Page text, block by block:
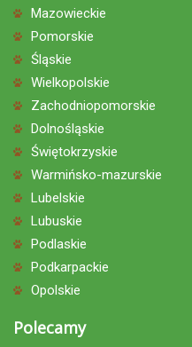
Mazowieckie
Pomorskie
Śląskie
Wielkopolskie
Zachodniopomorskie
Dolnośląskie
Świętokrzyskie
Warmińsko-mazurskie
Lubelskie
Lubuskie
Podlaskie
Podkarpackie
Opolskie
Polecamy